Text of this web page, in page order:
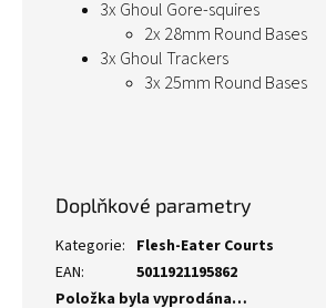
3x Ghoul Gore-squires
2x 28mm Round Bases
3x Ghoul Trackers
3x 25mm Round Bases
Doplňkové parametry
Kategorie: Flesh-Eater Courts
EAN:
5011921195862
Položka byla vyprodána…